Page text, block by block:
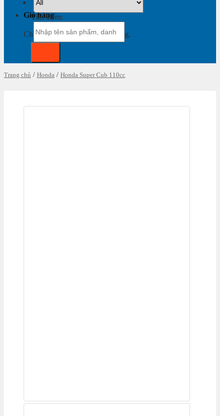
Giỏ hàng
Chưa có sản phẩm trong giỏ hàng.
Tìm kiếm:
Trang chủ / Honda / Honda Super Cub 110cc